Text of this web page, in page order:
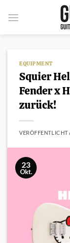
Inhalt
EQUIPMENT
Squier
Fender x
zurück!
23
Okt.